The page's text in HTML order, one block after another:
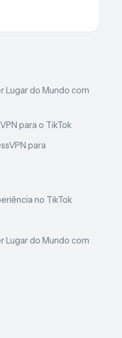
Lugar do Mundo com
para o TikTok
para
no TikTok
Lugar do Mundo com